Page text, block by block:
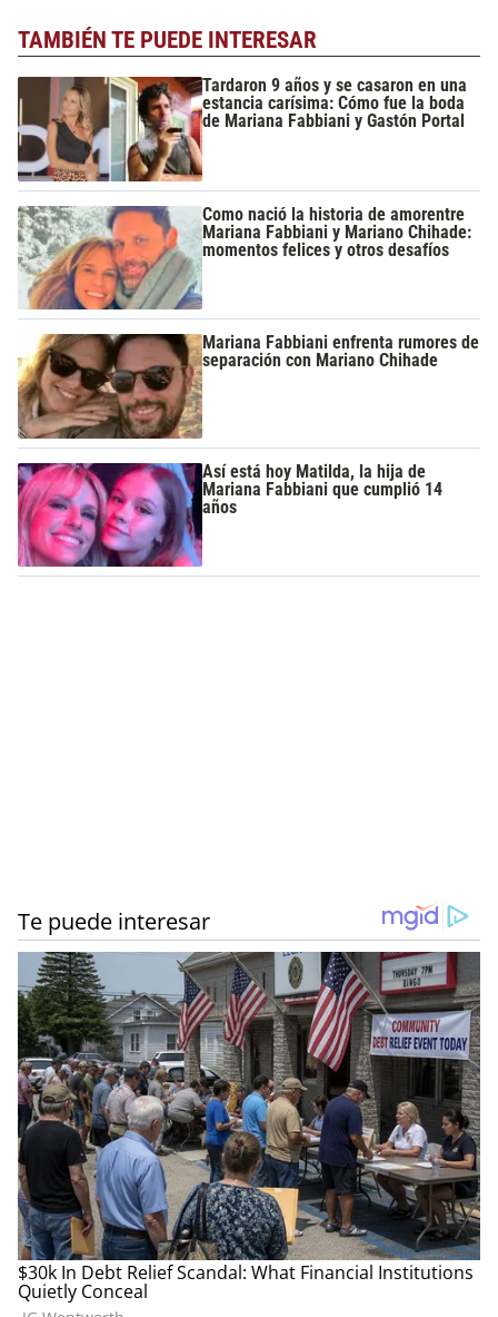
TAMBIÉN TE PUEDE INTERESAR
Tardaron 9 años y se casaron en una
estancia carísima: Cómo fue la boda
de Mariana Fabbiani y Gastón Portal
Como nació la historia de amorentre
Mariana Fabbiani y Mariano Chihade:
momentos felices y otros desafíos
Mariana Fabbiani enfrenta rumores de
separación con Mariano Chihade
Así está hoy Matilda, la hija de
Mariana Fabbiani que cumplió 14
años